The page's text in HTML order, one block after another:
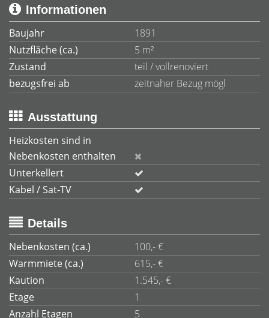
Informationen
Baujahr
1891
Nutzfläche (ca.)
5 m²
Zustand
teil / vollrenoviert
bezugsfrei ab
zeitnaher Bezug mögl
Ausstattung
Heizkosten sind in
Nebenkosten enthalten
Unterkellert
Kabel / Sat-TV
Details
Nebenkosten (ca.)
100,- €
Warmmiete (ca.)
615,- €
Kaution
1.545,- €
Etage
1
Anzahl Etagen
5